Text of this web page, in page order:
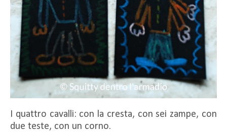
I quattro cavalli: con la cresta, con sei zampe, con
due teste, con un corno.